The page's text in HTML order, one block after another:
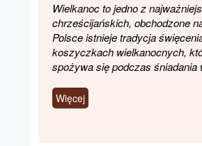
Wielkanoc to jedno z
chrześcijańskich, obchodzone
Polsce istnieje tradycja
koszyczkach wielkanocnych,
spożywa się podczas śniadania
Więcej